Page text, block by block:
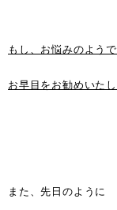
もし、お悩みのよう
お早目をお勧めいた
また、先日のように